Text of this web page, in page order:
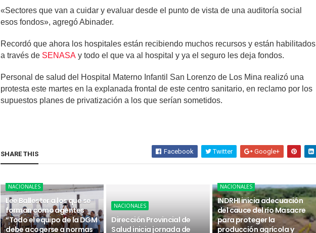
«Sectores que van a cuidar y evaluar desde el punto de vista de una auditoría social
esos fondos», agregó Abinader.
Recordó que ahora los hospitales están recibiendo muchos recursos y están habilitados
a través de SENASAy todo el que va al hospital y ya el seguro les deja fondos.
Personal de salud del Hospital Materno Infantil San Lorenzo de Los Mina realizó una
protesta este martes en la explanada frontal de este centro sanitario, en reclamo por los
supuestos planes de privatización a los que serían sometidos.
SHARE THIS Facebook Twitter Google+
NACIONALES
Lee Ballester a los que se
forman como agentes
“Todo el equipo de la DGM
debe acogerse a normas
NACIONALES
Dirección Provincial de
Salud inicia jornada de
NACIONALES
INDRHI inicia adecuación
del cauce del río Masacre
para proteger la
producción agrícola y